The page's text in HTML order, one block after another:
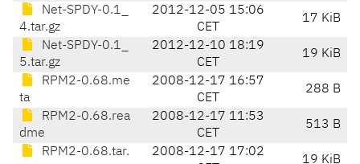
Net-SPDY-0.1_
4.tar.gz
2012-12-05 15:06
CET
17 KiB
Net-SPDY-0.1_
5.tar.gz
2012-12-10 18:19
CET
19 KiB
RPM2-0.68.me
ta
2008-12-17 16:57
CET
288 B
RPM2-0.68.rea
dme
2008-12-17 11:53
CET
513 B
RPM2-0.68.tar.
2008-12-17 17:02
19 KiB